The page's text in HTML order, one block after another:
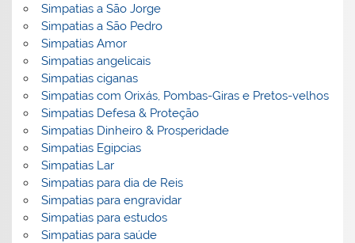
Simpatias a São Jorge
Simpatias a São Pedro
Simpatias Amor
Simpatias angelicais
Simpatias ciganas
Simpatias com Orixás, Pombas-Giras e Pretos-velhos
Simpatias Defesa & Proteção
Simpatias Dinheiro & Prosperidade
Simpatias Egipcias
Simpatias Lar
Simpatias para dia de Reis
Simpatias para engravidar
Simpatias para estudos
Simpatias para saúde